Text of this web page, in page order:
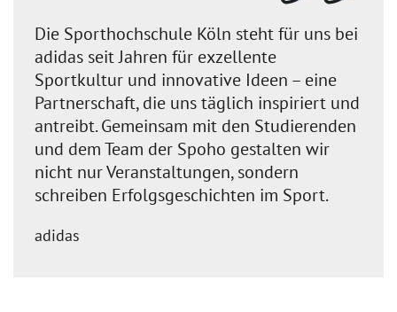
Die Sporthochschule Köln steht für uns bei
adidas seit Jahren für exzellente
Sportkultur und innovative Ideen – eine
Partnerschaft, die uns täglich inspiriert und
antreibt. Gemeinsam mit den Studierenden
und dem Team der Spoho gestalten wir
nicht nur Veranstaltungen, sondern
schreiben Erfolgsgeschichten im Sport.
adidas